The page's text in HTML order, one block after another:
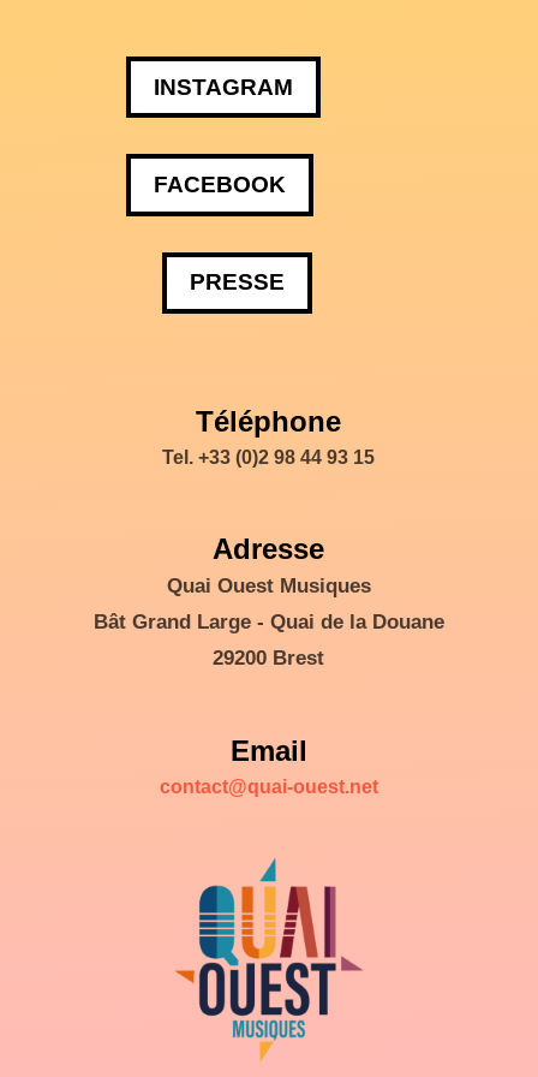
INSTAGRAM
FACEBOOK
PRESSE
Téléphone
Tel. +33 (0)2 98 44 93 15
Adresse
Quai Ouest Musiques
Bât Grand Large - Quai de la Douane
29200 Brest
Email
contact@quai-ouest.net